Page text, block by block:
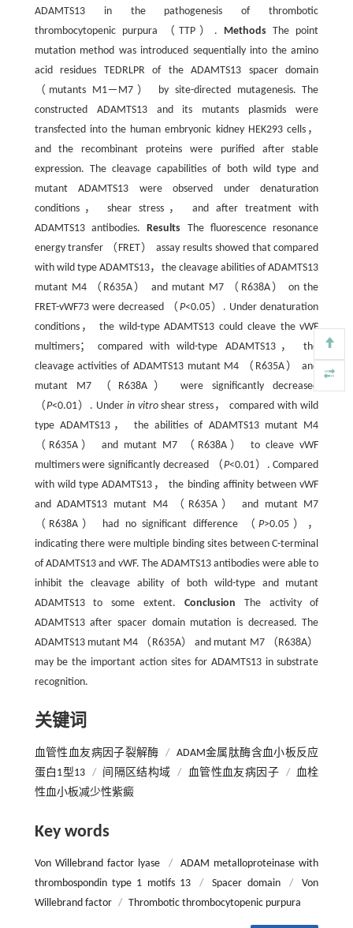
ADAMTS13 in the pathogenesis of thrombotic
thrombocytopenic purpura （TTP）. Methods The point
mutation method was introduced sequentially into the amino
acid residues TEDRLPR of the ADAMTS13 spacer domain
（mutants M1－M7） by site-directed mutagenesis. The
constructed ADAMTS13 and its mutants plasmids were
transfected into the human embryonic kidney HEK293 cells，
and the recombinant proteins were purified after stable
expression. The cleavage capabilities of both wild type and
mutant ADAMTS13 were observed under denaturation
conditions， shear stress， and after treatment with
ADAMTS13 antibodies.Results The fluorescence resonance
energy transfer （FRET） assay results showed that compared
with wild type ADAMTS13，the cleavage abilities of ADAMTS13
mutant M4 （R635A） and mutant M7 （R638A） on the
FRET-vWF73 were decreased （ P<0.05）. Under denaturation
conditions， the wild-type ADAMTS13 could cleave the vWF
multimers； compared with wild-type ADAMTS13， the
cleavage activities of ADAMTS13 mutant M4 （R635A） and
mutant M7 （R638A） were significantly decreased
（P<0.01）. Under in vitroshear stress， compared with wild
type ADAMTS13， the abilities of ADAMTS13 mutant M4
（R635A） and mutant M7 （R638A） to cleave vWF
multimers were significantly decreased （P<0.01）. Compared
with wild type ADAMTS13， the binding affinity between vWF
and ADAMTS13 mutant M4 （R635A） and mutant M7
（R638A） had no significant difference （P>0.05），
indicating there were multiple binding sites between C-terminal
of ADAMTS13 and vWF. The ADAMTS13 antibodies were able to
inhibit the cleavage ability of both wild-type and mutant
ADAMTS13 to some extent. Conclusion The activity of
ADAMTS13 after spacer domain mutation is decreased. The
ADAMTS13 mutant M4 （R635A） and mutant M7 （R638A）
may be the important action sites for ADAMTS13 in substrate
recognition.
关键词
血管性血友病因子裂解酶 / ADAM金属肽酶含血小板反应
蛋白1型13 / 间隔区结构域 / 血管性血友病因子 / 血栓
性血小板减少性紫癜
Key words
Von Willebrand factor lyase /
ADAM metalloproteinase with
thrombospondin type 1 motifs 13
/ Spacer domain /
Von
Willebrand factor / Thrombotic thrombocytopenic purpura